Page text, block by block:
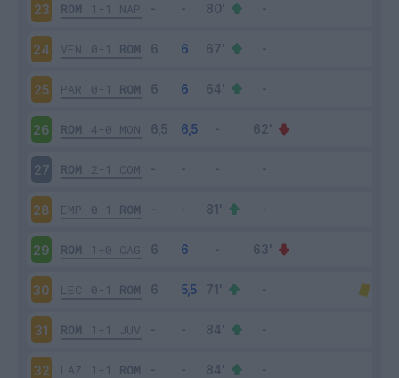
23 ROM 1-1 NAP
24 VEN 0-1 ROM
25 PAR 0-1 ROM
26 ROM 4-0 MON
27 ROM 2-1 COM
28 EMP 0-1 ROM
29 ROM 1-0 CAG
30 LEC 0-1 ROM
31 ROM 1-1 JUV
32 LAZ 1-1 ROM